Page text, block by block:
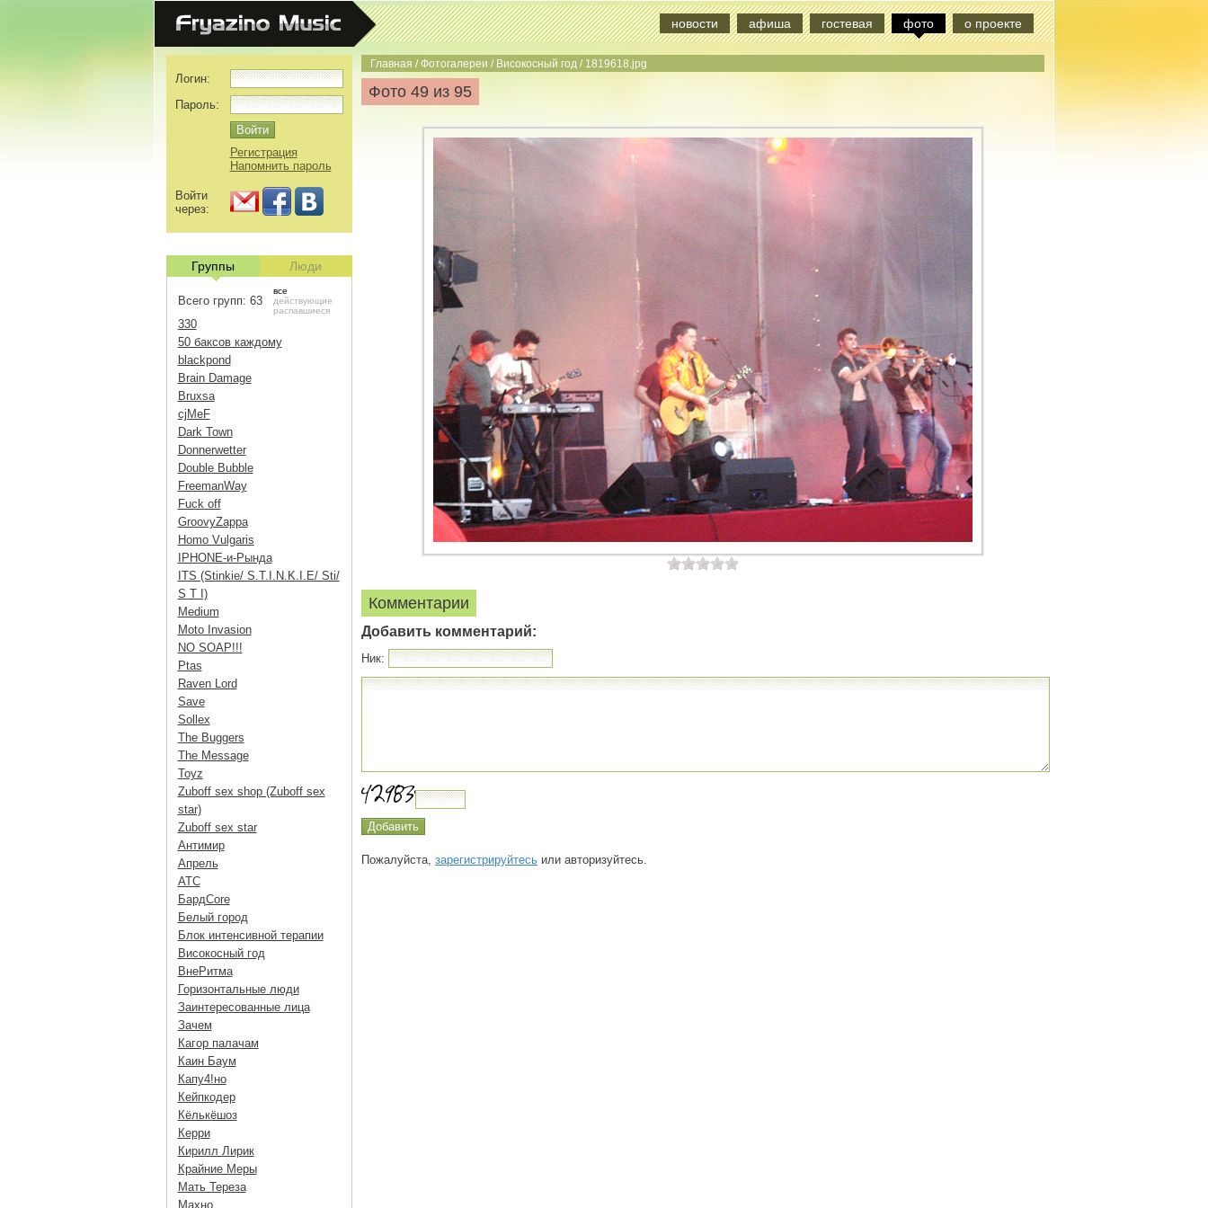
новости афиша гостевая фото о проекте
Главная /Фотогалереи / Високосный год / 1819618.jpg
Фото 49 из 95
Комментарии
Добавить комментарий:
Ник:
Пожалуйста, зарегистрируйтесь или авторизуйтесь.
Логин:
Пароль:
Регистрация
Напомнить пароль
Войти
через:
Группы Люди
Всего групп: 63
все
действующие
распавшиеся
330
50 баксов каждому
blackpond
Brain Damage
Bruxsa
cjMeF
Dark Town
Donnerwetter
Double Bubble
FreemanWay
Fuck off
GroovyZappa
Homo Vulgaris
IPHONE-и-Рында
ITS (Stinkie/ S.T.I.N.K.I.E/ Sti/
S T I)
Medium
Moto Invasion
NO SOAP!!!
Ptas
Raven Lord
Save
Sollex
The Buggers
The Message
Toyz
Zuboff sex shop (Zuboff sex
star)
Zuboff sex star
Антимир
Апрель
АТС
БардCore
Белый город
Блок интенсивной терапии
Високосный год
ВнеРитма
Горизонтальные люди
Заинтересованные лица
Зачем
Кагор палачам
Каин Баум
Капу4!но
Кейпкодер
Кёлькёшоз
Керри
Кирилл Лирик
Крайние Меры
Мать Тереза
Махно